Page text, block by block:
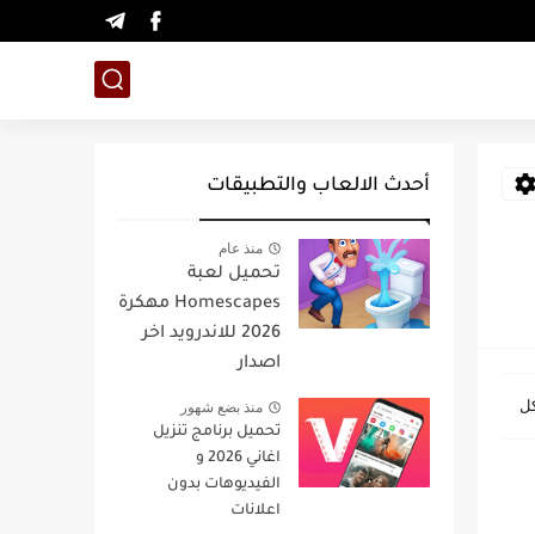
أحدث الالعاب والتطبيقات
منذ عام
تحميل لعبة
Homescapes مهكرة
2026 للاندرويد اخر
اصدار
منذ بضع شهور
تحميل برنامج تنزيل
اغاني 2026 و
الفيديوهات بدون
اعلانات